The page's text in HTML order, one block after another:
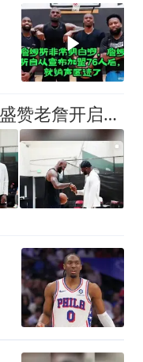
韦德致敬詹姆斯引热议！盛赞老詹开启第24年 老詹：兄弟，永远爱